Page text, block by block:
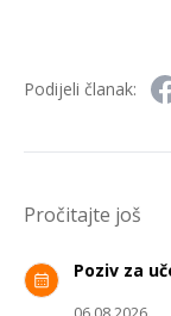
Podijeli članak:
Pročitajte još
Poziv za